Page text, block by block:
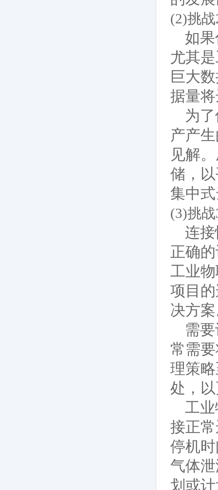
(2)挑
如
尤其
巨大
据量
为
产产
见解
储，
集中
(3)挑
连
正确
工业
项目
决方
需
常需
理策
处，
工
接正
停机
气体
划或